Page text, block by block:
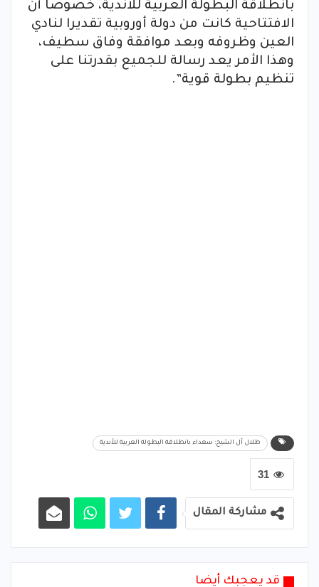
بانطلاقة البطولة العربية للأندية، خصوصا أن
الافتتاحية كانت من دولة أوروبية تقديرا لنادي
العين وظروفه وبعد موافقة وفاق سطيف،
وهذا الأمر يعد رسالة للجميع بقدرتنا على
تنظيم بطولة قوية”.
طلال آل الشيخ: سعداء بانطلاقة البطولة العربية للأندية
31
مشاركة المقال
قد يعجبك أيضا